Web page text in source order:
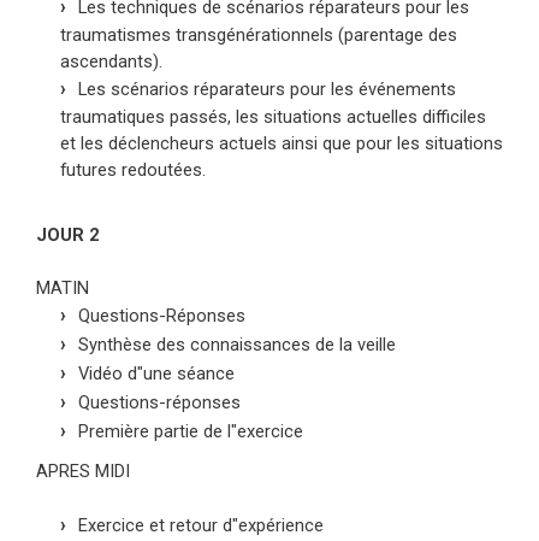
Les techniques de scénarios réparateurs pour les
traumatismes transgénérationnels (parentage des
ascendants).
Les scénarios réparateurs pour les événements
traumatiques passés, les situations actuelles difficiles
et les déclencheurs actuels ainsi que pour les situations
futures redoutées.
JOUR 2
MATIN
Questions-Réponses
Synthèse des connaissances de la veille
Vidéo d"une séance
Questions-réponses
Première partie de l"exercice
APRES MIDI
Exercice et retour d"expérience